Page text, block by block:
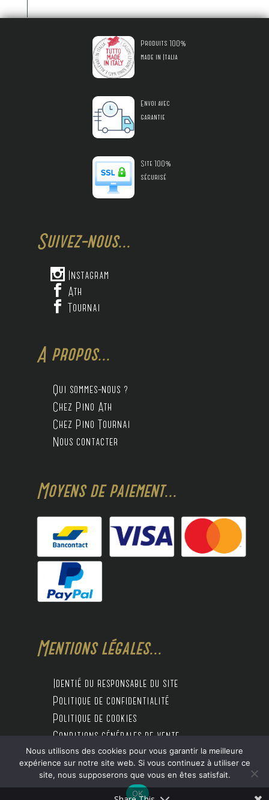
Produits 100%
made in Italia
Envoi avec
garantie
Site 100%
sécurisé
Suivez-nous...
 Instagram
 Ath
 Tournai
A propos...
Qui sommes-nous ?
Chez Pino Ath
Chez Pino Tournai
Nous contacter
Moyens de paiement...
Mentions légales...
Identié du responsable du site
Politique de confidentialité
Politique de cookies
Conditions générales de vente
Design by Digitalife
Nous utilisons des cookies pour vous garantir la meilleure
expérience sur notre site web. Si vous continuez à utiliser ce
site, nous supposerons que vous en êtes satisfait.
OK